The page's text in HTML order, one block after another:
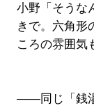
小野「そうな
きで。六角形
ころの雰囲気
――同じ「銭